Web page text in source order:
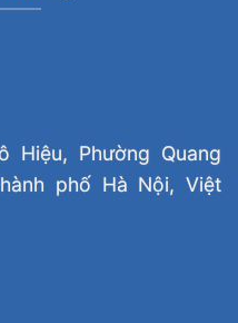
Phường Quang
phố Hà Nội, Việt